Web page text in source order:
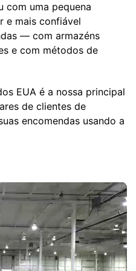
com uma pequena
e mais confiável
— com armazéns
e com métodos de
EUA é a nossa principal
de clientes de
encomendas usando a